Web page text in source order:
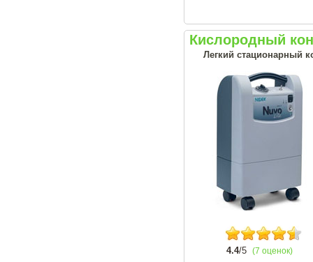
Кислородный
Легкий стационарный
4.4/5 (7 оценок)